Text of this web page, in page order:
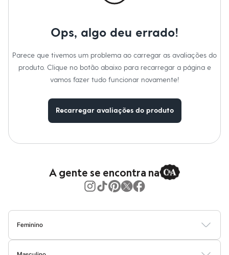
Moda esportiva
Shorts e Saias
Masculino
Em alta
Dia dos Pais
Calças
Camisetas e Regatas
Carteiras
Óculos
Calçados
Botas
Ops, algo deu errado!
Parece que tivemos um problema ao carregar as avaliações do
produto. Clique no botão abaixo para recarregar a página e
vamos fazer tudo funcionar novamente!
Recarregar avaliações do produto
A gente se encontra na
Feminino
BlusasCalçasVestidosSaiasCasacosModa PraiaModa Íntima